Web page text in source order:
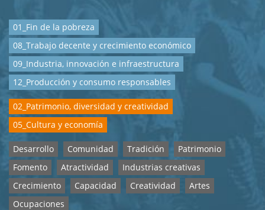
01_Fin de la pobreza
08_Trabajo decente y crecimiento económico
09_Industria, innovación e infraestructura
12_Producción y consumo responsables
02_Patrimonio, diversidad y creatividad
05_Cultura y economía
Desarrollo Comunidad Tradición
Patrimonio
Fomento
Atractividad
Industrias creativas
Crecimiento
Capacidad Creatividad
Artes
Ocupaciones